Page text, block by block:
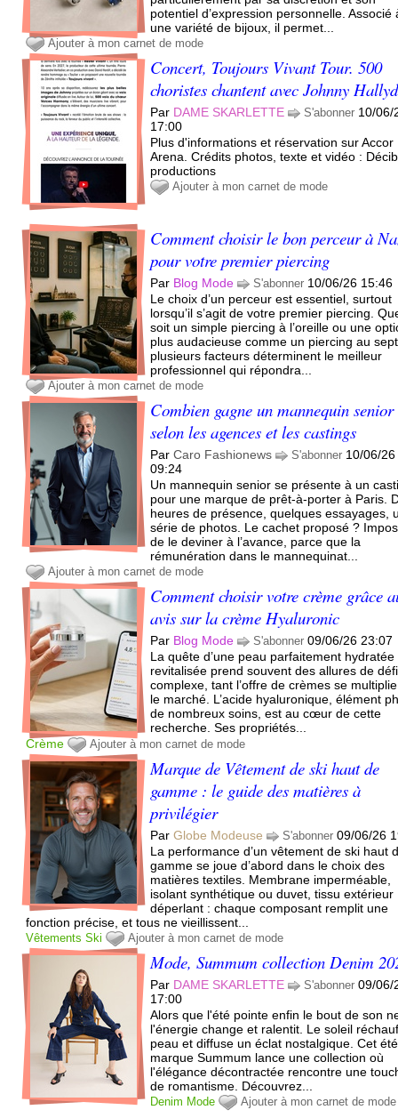
potentiel d’expression personnelle. Associé
une variété de bijoux, il permet...
Ajouter à mon carnet de mode
Concert, Toujours Vivant Tour. 500
choristes chantent avec Johnny
Par DAME SKARLETTE S'abonner 10/06/
17:00
Plus d'informations et réservation sur Accor
Arena. Crédits photos, texte et vidéo :
productions
Ajouter à mon carnet de mode
Comment choisir le bon perceur à
pour votre premier piercing
Par Blog Mode S'abonner 10/06/26 15:46
Le choix d’un perceur est essentiel, surtout
lorsqu’il s’agit de votre premier piercing.
soit un simple piercing à l’oreille ou une
plus audacieuse comme un piercing au
plusieurs facteurs déterminent le meilleur
professionnel qui répondra...
Ajouter à mon carnet de mode
Combien gagne un mannequin senior
selon les agences et les castings
ParCaro Fashionews S'abonner 10/06/26
09:24
Un mannequin senior se présente à un
pour une marque de prêt-à-porter à Paris.
heures de présence, quelques essayages,
série de photos. Le cachet proposé ?
de le deviner à l’avance, parce que la
rémunération dans le mannequinat...
Ajouter à mon carnet de mode
Comment choisir votre crème grâce
avis sur la crème Hyaluronic
Par Blog Mode S'abonner 09/06/26 23:07
La quête d’une peau parfaitement hydratée
revitalisée prend souvent des allures de défi
complexe, tant l’offre de crèmes se
le marché. L’acide hyaluronique, élément
de nombreux soins, est au cœur de cette
recherche. Ses propriétés...
Crème
Ajouter à mon carnet de mode
Marque de Vêtement de ski haut de
gamme : le guide des matières à
privilégier
ParGlobe Modeuse S'abonner 09/06/26
La performance d’un vêtement de ski haut
gamme se joue d’abord dans le choix des
matières textiles. Membrane imperméable,
isolant synthétique ou duvet, tissu extérieur
déperlant : chaque composant remplit une
fonction précise, et tous ne vieillissent...
Vêtements Ski Ajouter à mon carnet de mode
Mode, Summum collection Denim
Par DAME SKARLETTE S'abonner 09/06/
17:00
Alors que l'été pointe enfin le bout de son
l'énergie change et ralentit. Le soleil
peau et diffuse un éclat nostalgique. Cet
marque Summum lance une collection où
l'élégance décontractée rencontre une
de romantisme. Découvrez...
Denim Mode Ajouter à mon carnet de mode